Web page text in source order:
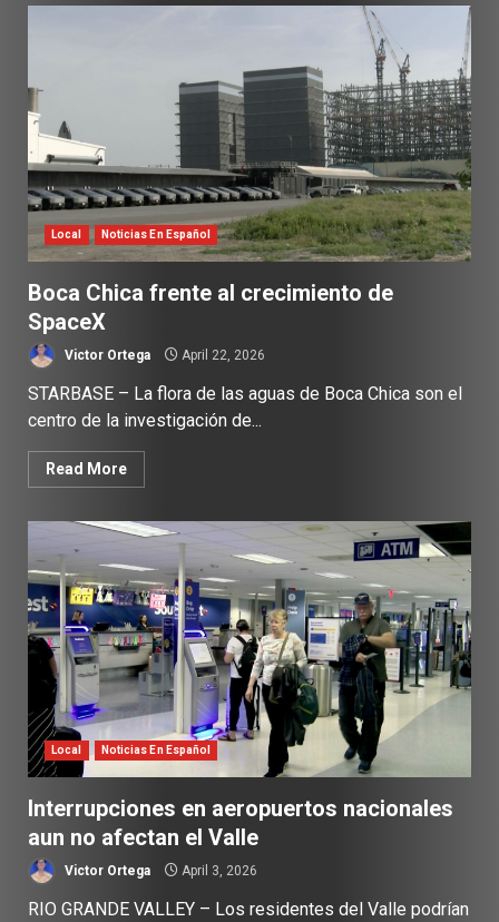
Local Noticias En Español
Boca Chica frente al crecimiento de
SpaceX
Victor Ortega April 22, 2026
STARBASE – La flora de las aguas de Boca Chica son el
centro de la investigación de...
Read More
Local Noticias En Español
Interrupciones en aeropuertos nacionales
aun no afectan el Valle
Victor Ortega April 3, 2026
RIO GRANDE VALLEY – Los residentes del Valle podrían